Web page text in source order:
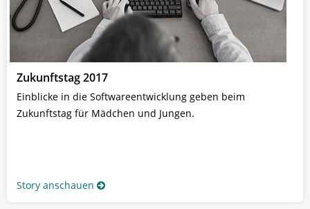
Zukunftstag 2017
Einblicke in die Softwareentwicklung geben beim
Zukunftstag für Mädchen und Jungen.
Story anschauen